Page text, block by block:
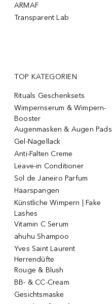
ARMAF
Transparent Lab
TOP KATEGORIEN
Rituals Geschenksets
Wimpernserum & Wimpern-
Booster
Augenmasken & Augen Pads
Gel-Nagellack
Anti-Falten Creme
Leave-in Conditioner
Sol de Janeiro Parfum
Haarspangen
Künstliche Wimpern | Fake
Lashes
Vitamin C Serum
ahuhu Shampoo
Yves Saint Laurent
Herrendüfte
Rouge & Blush
BB- & CC-Cream
Gesichtsmaske